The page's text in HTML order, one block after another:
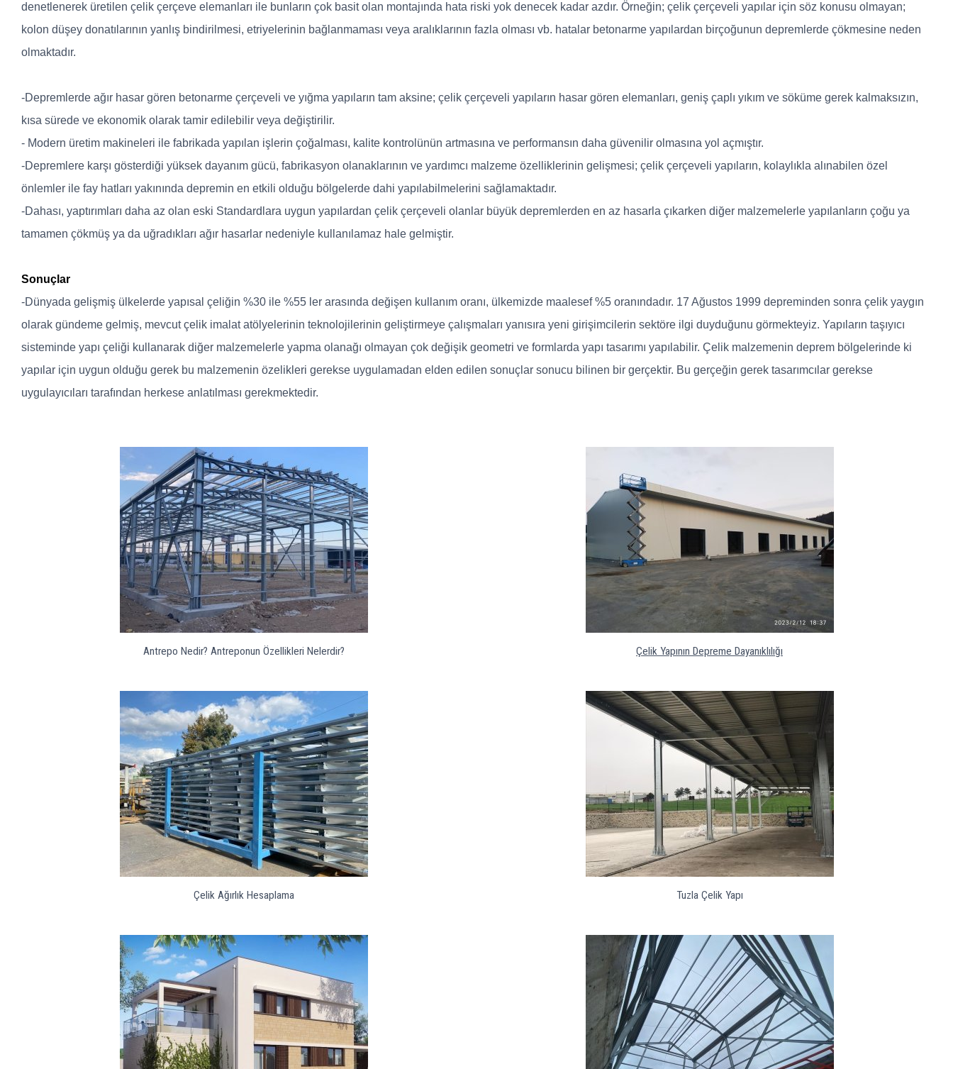
denetlenerek üretilen çelik çerçeve elemanları ile bunların çok basit olan montajında hata riski yok denecek kadar azdır. Örneğin; çelik çerçeveli yapılar için söz konusu olmayan;
kolon düşey donatılarının yanlış bindirilmesi, etriyelerinin bağlanmaması veya aralıklarının fazla olması vb. hatalar betonarme yapılardan birçoğunun depremlerde çökmesine neden
olmaktadır.
-Depremlerde ağır hasar gören betonarme çerçeveli ve yığma yapıların tam aksine; çelik çerçeveli yapıların hasar gören elemanları, geniş çaplı yıkım ve söküme gerek kalmaksızın,
kısa sürede ve ekonomik olarak tamir edilebilir veya değiştirilir.
- Modern üretim makineleri ile fabrikada yapılan işlerin çoğalması, kalite kontrolünün artmasına ve performansın daha güvenilir olmasına yol açmıştır.
-Depremlere karşı gösterdiği yüksek dayanım gücü, fabrikasyon olanaklarının ve yardımcı malzeme özelliklerinin gelişmesi; çelik çerçeveli yapıların, kolaylıkla alınabilen özel
önlemler ile fay hatları yakınında depremin en etkili olduğu bölgelerde dahi yapılabilmelerini sağlamaktadır.
-Dahası, yaptırımları daha az olan eski Standardlara uygun yapılardan çelik çerçeveli olanlar büyük depremlerden en az hasarla çıkarken diğer malzemelerle yapılanların çoğu ya
tamamen çökmüş ya da uğradıkları ağır hasarlar nedeniyle kullanılamaz hale gelmiştir.
Sonuçlar
-Dünyada gelişmiş ülkelerde yapısal çeliğin %30 ile %55 ler arasında değişen kullanım oranı, ülkemizde maalesef %5 oranındadır. 17 Ağustos 1999 depreminden sonra çelik yaygın
olarak gündeme gelmiş, mevcut çelik imalat atölyelerinin teknolojilerinin geliştirmeye çalışmaları yanısıra yeni girişimcilerin sektöre ilgi duyduğunu görmekteyiz. Yapıların taşıyıcı
sisteminde yapı çeliği kullanarak diğer malzemelerle yapma olanağı olmayan çok değişik geometri ve formlarda yapı tasarımı yapılabilir. Çelik malzemenin deprem bölgelerinde ki
yapılar için uygun olduğu gerek bu malzemenin özelikleri gerekse uygulamadan elden edilen sonuçlar sonucu bilinen bir gerçektir. Bu gerçeğin gerek tasarımcılar gerekse
uygulayıcıları tarafından herkese anlatılması gerekmektedir.
Antrepo Nedir? Antreponun Özellikleri Nelerdir? Çelik Yapının Depreme Dayanıklılığı
Çelik Ağırlık Hesaplama Tuzla Çelik Yapı